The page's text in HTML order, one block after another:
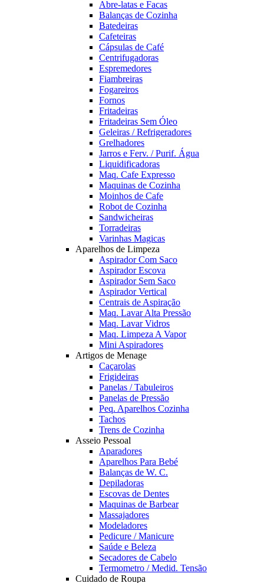
Abre-latas e Facas
Balanças de Cozinha
Batedeiras
Cafeteiras
Cápsulas de Café
Centrifugadoras
Espremedores
Fiambreiras
Fogareiros
Fornos
Fritadeiras
Fritadeiras Sem Óleo
Geleiras / Refrigeradores
Grelhadores
Jarros e Ferv. / Purif. Água
Liquidificadoras
Maq. Cafe Expresso
Maquinas de Cozinha
Moinhos de Cafe
Robot de Cozinha
Sandwicheiras
Torradeiras
Varinhas Magicas
Aparelhos de Limpeza
Aspirador Com Saco
Aspirador Escova
Aspirador Sem Saco
Aspirador Vertical
Centrais de Aspiração
Maq. Lavar Alta Pressão
Maq. Lavar Vidros
Maq. Limpeza A Vapor
Mini Aspiradores
Artigos de Menage
Caçarolas
Frigideiras
Panelas / Tabuleiros
Panelas de Pressão
Peq. Aparelhos Cozinha
Tachos
Trens de Cozinha
Asseio Pessoal
Aparadores
Aparelhos Para Bebé
Balanças de W. C.
Depiladoras
Escovas de Dentes
Maquinas de Barbear
Massajadores
Modeladores
Pedicure / Manicure
Saúde e Beleza
Secadores de Cabelo
Termometro / Medid. Tensão
Cuidado de Roupa